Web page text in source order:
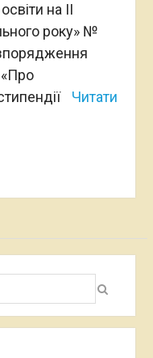
на ІІ
року» №
«Про
Читати